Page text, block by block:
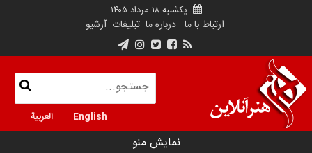
یکشنبه ۱۸ مرداد ۱۴۰۵
ارتباط با ما درباره ما تبلیغات آرشیو
English العربية
نمایش منو